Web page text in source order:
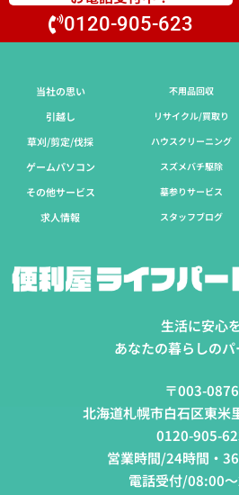
0120-905-623
当社の思い
引越し
草刈/剪定/伐採​
ゲームパソコン
その他サービス
求人情報
不用品回収
リサイクル/買取り
ハウスクリーニング
スズメバチ駆除
墓参りサービス
スタッフブログ
生活に安心
あなたの暮らしの
〒003-0876
北海道札幌市白石区東米
0120-905-
営業時間/24時間・
電話受付/08:00